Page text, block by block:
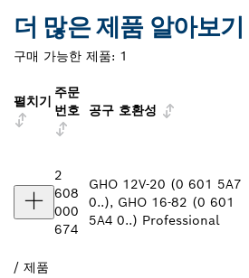
더 많은 제품 알아보기
구매 가능한 제품: 1
펼치기
주문
번호
공구 호환성
2
608
000
674
GHO 12V-20 (0 601 5A7
0..), GHO 16-82 (0 601
5A4 0..) Professional
/ 제품